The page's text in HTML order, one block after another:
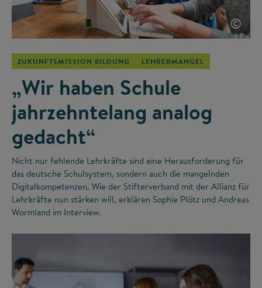
©
ZUKUNFTSMISSION BILDUNG LEHRERMANGEL
„Wir haben Schule
jahrzehntelang analog
gedacht“
Nicht nur fehlende Lehrkräfte sind eine Herausforderung für
das deutsche Schulsystem, sondern auch die mangelnden
Digitalkompetenzen. Wie der Stifterverband mit der Allianz für
Lehrkräfte nun stärken will, erklären Sophie Plötz und Andreas
Wormland im Interview.